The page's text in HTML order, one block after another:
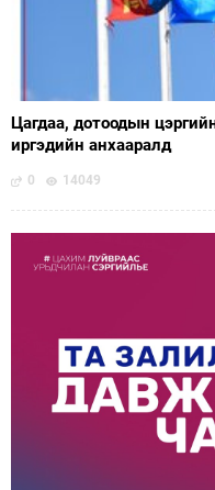
Цагдаа, дотоодын
иргэдийн анхааралд
0 14049